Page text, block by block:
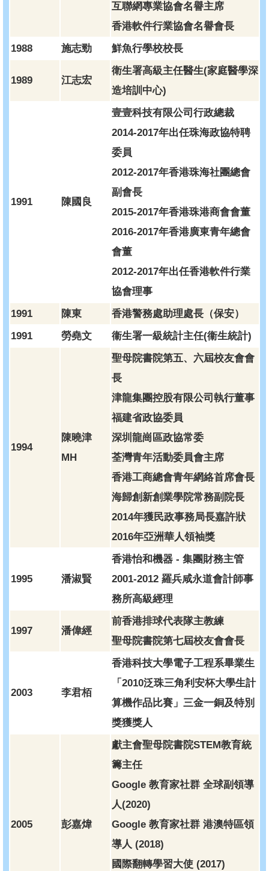
互聯網專業協會名譽主席
香港軟件行業協會名譽會長
1988
施志勁 鮮魚行學校校長
1989 江志宏
衛生署高級主任醫生(家庭醫學深
造培訓中心)
1991 陳國良
壹壹科技有限公司行政總裁
2014-2017年出任珠海政協特聘
委員
2012-2017年香港珠海社團總會
副會長
2015-2017年香港珠港商會會董
2016-2017年香港廣東青年總會
會董
2012-2017年出任香港軟件行業
協會理事
1991
陳東
香港警務處助理處長（保安）
1991
勞堯文 衞生署一級統計主任(衞生統計)
1994
陳曉津
MH
聖母院書院第五、六屆校友會會
長
津龍集團控股有限公司執行董事
福建省政協委員
深圳龍崗區政協常委
荃灣青年活動委員會主席
香港工商總會青年網絡首席會長
海歸創新創業學院常務副院長
2014年獲民政事務局長嘉許狀
2016年亞洲華人領袖獎
1995 潘淑賢
香港怡和機器 - 集團財務主管
2001-2012 羅兵咸永道會計師事
務所高級經理
1997 潘偉經
前香港排球代表隊主教練
聖母院書院第七屆校友會會長
2003 李君栢
香港科技大學電子工程系畢業生
「2010泛珠三角利安杯大學生計
算機作品比賽」三金一銅及特別
獎獲獎人
2005 彭嘉煒
獻主會聖母院書院STEM教育統
籌主任
Google 教育家社群 全球副領導
人(2020)
Google 教育家社群 港澳特區領
導人 (2018)
國際翻轉學習大使 (2017)